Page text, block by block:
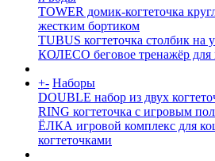
TOWER домик-когтеточка
жестким бортиком
TUBUS когтеточка столбик на
КОЛЕСО беговое тренажёр для
+- Наборы
DOUBLE набор из двух
RING когтеточка c игровым
ЁЛКА игровой комплекс для
когтеточками